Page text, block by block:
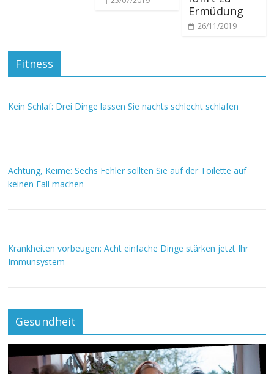
Ermüdung
26/11/2019
Fitness
Kein Schlaf: Drei Dinge lassen Sie nachts schlecht schlafen
Achtung, Keime: Sechs Fehler sollten Sie auf der Toilette auf
keinen Fall machen
Krankheiten vorbeugen: Acht einfache Dinge stärken jetzt Ihr
Immunsystem
Gesundheit